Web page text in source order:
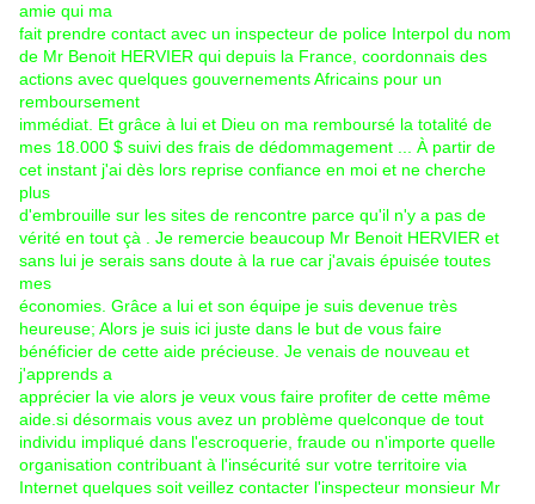
amie qui ma
fait prendre contact avec un inspecteur de police Interpol du nom
de Mr Benoit HERVIER qui depuis la France, coordonnais des
actions avec quelques gouvernements Africains pour un
remboursement
immédiat. Et grâce à lui et Dieu on ma remboursé la totalité de
mes 18.000 $ suivi des frais de dédommagement ... À partir de
cet instant j'ai dès lors reprise confiance en moi et ne cherche
plus
d'embrouille sur les sites de rencontre parce qu'il n'y a pas de
vérité en tout çà . Je remercie beaucoup Mr Benoit HERVIER et
sans lui je serais sans doute à la rue car j'avais épuisée toutes
mes
économies. Grâce a lui et son équipe je suis devenue très
heureuse; Alors je suis ici juste dans le but de vous faire
bénéficier de cette aide précieuse. Je venais de nouveau et
j'apprends a
apprécier la vie alors je veux vous faire profiter de cette même
aide.si désormais vous avez un problème quelconque de tout
individu impliqué dans l'escroquerie, fraude ou n'importe quelle
organisation contribuant à l'insécurité sur votre territoire via
Internet quelques soit veillez contacter l'inspecteur monsieur Mr